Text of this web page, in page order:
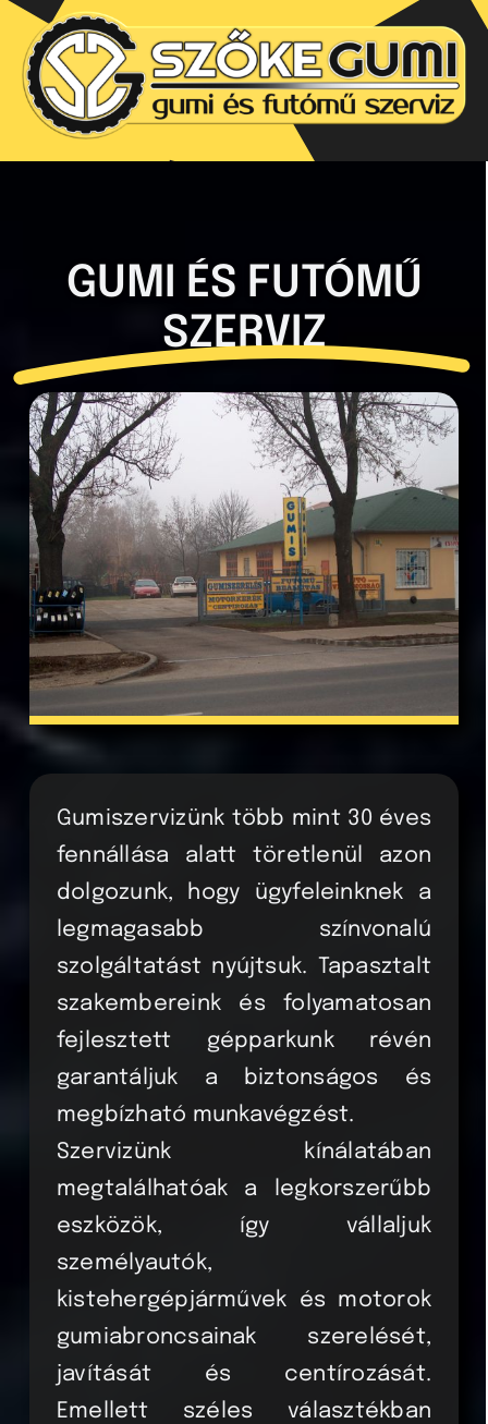
Kihagyás
GUMI ÉS FUTÓMŰ
SZERVIZ
Gumiszervizünk több mint 30 éves
fennállása alatt töretlenül azon
dolgozunk, hogy ügyfeleinknek a
legmagasabb színvonalú
szolgáltatást nyújtsuk. Tapasztalt
szakembereink és folyamatosan
fejlesztett gépparkunk révén
garantáljuk a biztonságos és
megbízható munkavégzést.
Szervizünk kínálatában
megtalálhatóak a legkorszerűbb
eszközök, így vállaljuk
személyautók,
kistehergépjárművek és motorok
gumiabroncsainak szerelését,
javítását és centírozását.
Emellett széles választékban